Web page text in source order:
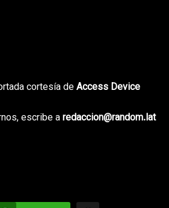
cortesía deAccess Device
escribe aredaccion@random.lat